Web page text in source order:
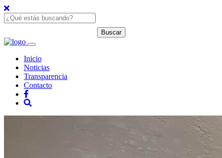
Inicio
Noticias
Transparencia
Contacto